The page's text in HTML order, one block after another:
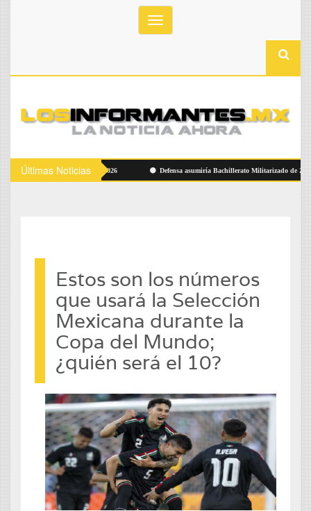
Toggle
navigation
Últimas Noticias
Flag Football Alemania 2026 Defensa asumiría Bachillerato Militarizado de Zacatecas
Estos son los números
que usará la Selección
Mexicana durante la
Copa del Mundo;
¿quién será el 10?